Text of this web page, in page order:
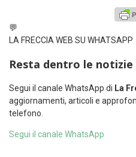
💬
LA FRECCIA WEB SU WHATSAPP
Resta dentro le notizie
Segui il canale WhatsApp di La
aggiornamenti, articoli e
telefono.
Segui il canale WhatsApp